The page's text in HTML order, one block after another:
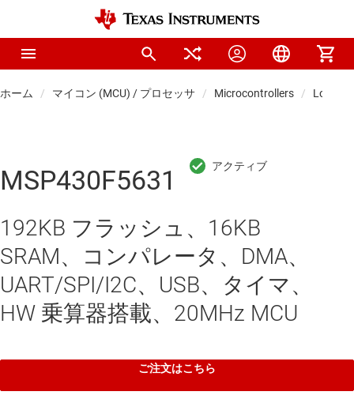
ホーム マイコン (MCU) / プロセッサ Microcontrollers Low-
MSP430F5631
192KB フラッシュ、16KB
SRAM、コンパレータ、DMA、
UART/SPI/I2C、USB、タイマ、
HW 乗算器搭載、20MHz MCU
ご注文はこちら